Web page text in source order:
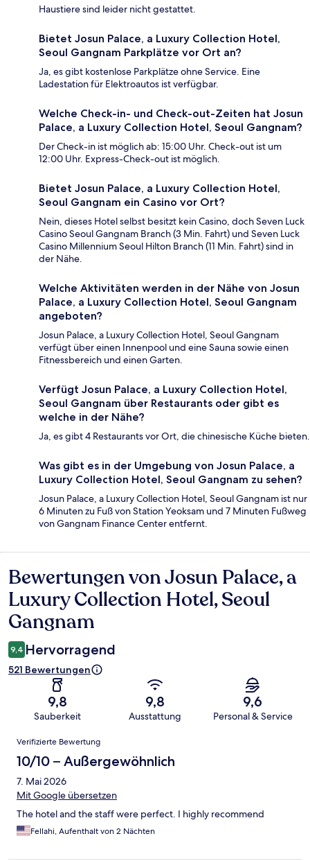
Haustiere sind leider nicht gestattet.
Bietet Josun Palace, a Luxury Collection Hotel,
Seoul Gangnam Parkplätze vor Ort an?
Ja, es gibt kostenlose Parkplätze ohne Service. Eine
Ladestation für Elektroautos ist verfügbar.
Welche Check-in- und Check-out-Zeiten hat Josun
Palace, a Luxury Collection Hotel, Seoul Gangnam?
Der Check-in ist möglich ab: 15:00 Uhr. Check-out ist um
12:00 Uhr. Express-Check-out ist möglich.
Bietet Josun Palace, a Luxury Collection Hotel,
Seoul Gangnam ein Casino vor Ort?
Nein, dieses Hotel selbst besitzt kein Casino, doch Seven Luck
Casino Seoul Gangnam Branch (3 Min. Fahrt) und Seven Luck
Casino Millennium Seoul Hilton Branch (11 Min. Fahrt) sind in
der Nähe.
Welche Aktivitäten werden in der Nähe von Josun
Palace, a Luxury Collection Hotel, Seoul Gangnam
angeboten?
Josun Palace, a Luxury Collection Hotel, Seoul Gangnam
verfügt über einen Innenpool und eine Sauna sowie einen
Fitnessbereich und einen Garten.
Verfügt Josun Palace, a Luxury Collection Hotel,
Seoul Gangnam über Restaurants oder gibt es
welche in der Nähe?
Ja, es gibt 4 Restaurants vor Ort, die chinesische Küche bieten.
Was gibt es in der Umgebung von Josun Palace, a
Luxury Collection Hotel, Seoul Gangnam zu sehen?
Josun Palace, a Luxury Collection Hotel, Seoul Gangnam ist nur
6 Minuten zu Fuß von Station Yeoksam und 7 Minuten Fußweg
von Gangnam Finance Center entfernt.
Bewertungen
Bewertungen von Josun Palace, a
Luxury Collection Hotel, Seoul
Gangnam
9,4 Hervorragend
521 Bewertungen
9,8
Sauberkeit
9,8
Ausstattung
9,6
Personal & Service
Bewertungen
Verifizierte Bewertung
10/10 – Außergewöhnlich
7. Mai 2026
Mit Google übersetzen
The hotel and the staff were perfect. I highly recommend
Fellahi, Aufenthalt von 2 Nächten